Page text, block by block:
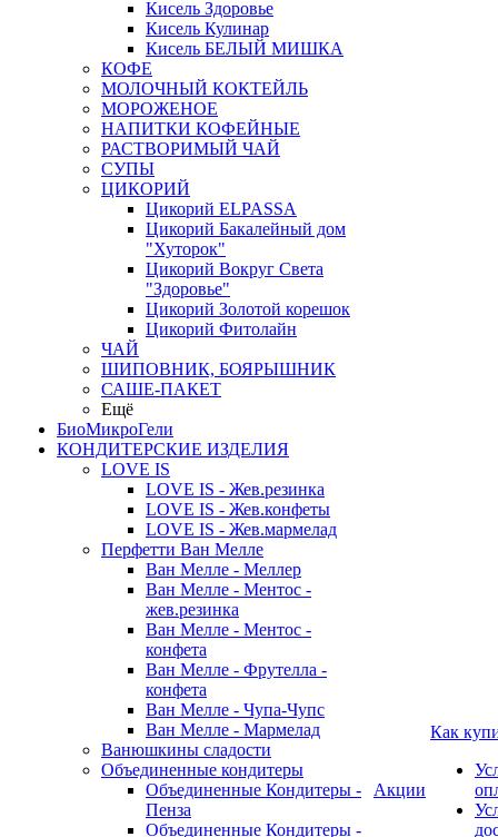
Кисель Здоровье
Кисель Кулинар
Кисель БЕЛЫЙ МИШКА
КОФЕ
МОЛОЧНЫЙ КОКТЕЙЛЬ
МОРОЖЕНОЕ
НАПИТКИ КОФЕЙНЫЕ
РАСТВОРИМЫЙ ЧАЙ
СУПЫ
ЦИКОРИЙ
Цикорий ELPASSA
Цикорий Бакалейный дом
"Хуторок"
Цикорий Вокруг Света
"Здоровье"
Цикорий Золотой корешок
Цикорий Фитолайн
ЧАЙ
ШИПОВНИК, БОЯРЫШНИК
САШЕ-ПАКЕТ
Ещё
БиоМикроГели
КОНДИТЕРСКИЕ ИЗДЕЛИЯ
LOVE IS
LOVE IS - Жев.резинка
LOVE IS - Жев.конфеты
LOVE IS - Жев.мармелад
Перфетти Ван Мелле
Ван Мелле - Меллер
Ван Мелле - Ментос -
жев.резинка
Ван Мелле - Ментос -
конфета
Ван Мелле - Фрутелла -
конфета
Ван Мелле - Чупа-Чупс
Ван Мелле - Мармелад
Ванюшкины сладости
Объединенные кондитеры
Объединенные Кондитеры -
Пенза
Объединенные Кондитеры -
Акции
Как